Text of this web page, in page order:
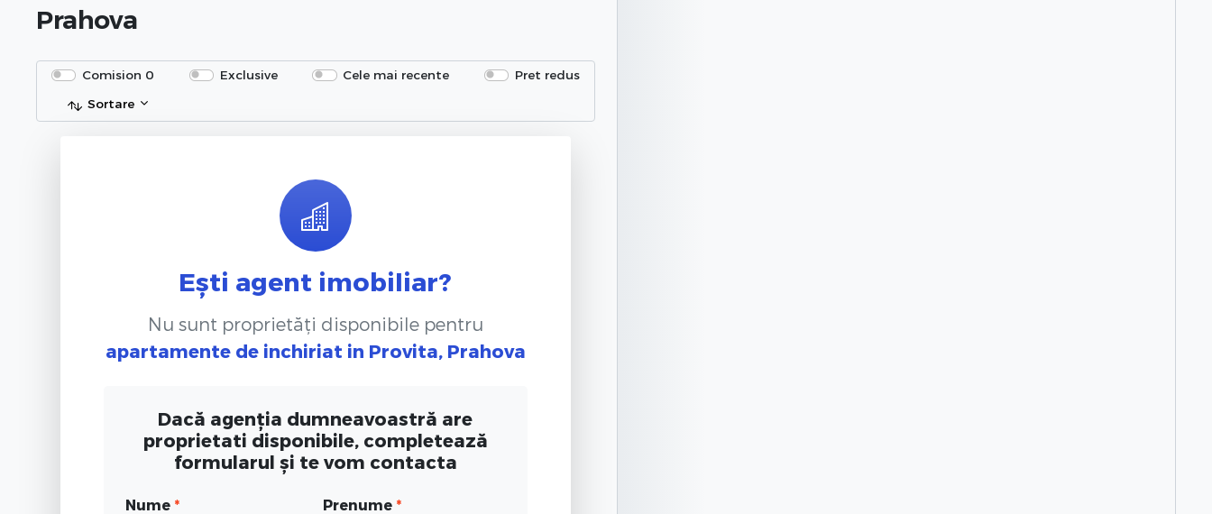
Prahova
Comision 0 Exclusive Cele mai recente
Pret redus
Sortare
Ești agent imobiliar?
Nu sunt proprietăți disponibile pentru
apartamente de inchiriat in Provita, Prahova
Dacă agenția dumneavoastră are
proprietati disponibile, completează
formularul și te vom contacta
Nume * Prenume *